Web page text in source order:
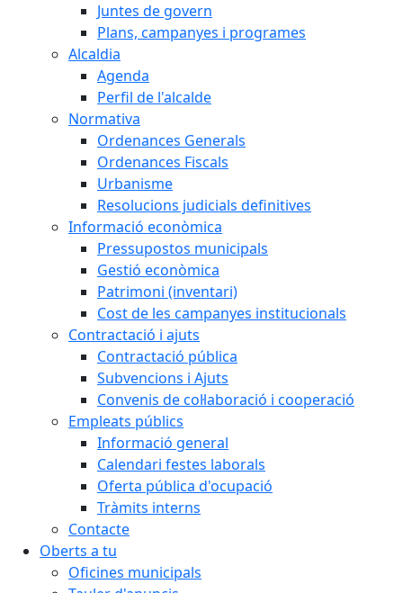
Juntes de govern
Plans, campanyes i programes
Alcaldia
Agenda
Perfil de l'alcalde
Normativa
Ordenances Generals
Ordenances Fiscals
Urbanisme
Resolucions judicials definitives
Informació econòmica
Pressupostos municipals
Gestió econòmica
Patrimoni (inventari)
Cost de les campanyes institucionals
Contractació i ajuts
Contractació pública
Subvencions i Ajuts
Convenis de col·laboració i cooperació
Empleats públics
Informació general
Calendari festes laborals
Oferta pública d'ocupació
Tràmits interns
Contacte
Oberts a tu
Oficines municipals